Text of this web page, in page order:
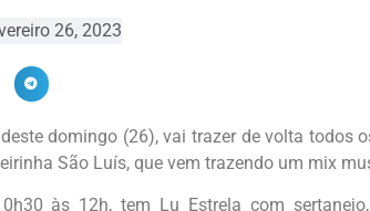
26, 2023
domingo (26), vai trazer de volta todos
São Luís, que vem trazendo um mix
às 12h, tem Lu Estrela com